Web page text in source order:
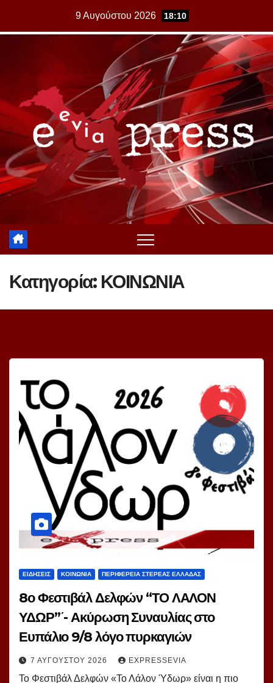
9 Αυγούστου 2026 18:10
Κατηγορία: ΚΟΙΝΩΝΙΑ
ΕΙΔΗΣΕΙΣ ΚΟΙΝΩΝΙΑ ΠΕΡΙΦΕΡΕΙΑ ΣΤΕΡΕΑΣ ΕΛΛΑΔΑΣ
8ο Φεστιβάλ Δελφών “ΤΟ ΛΑΛΟΝ
ΥΔΩΡ”΄- Ακύρωση Συναυλίας στο
Ευπάλιο 9/8 λόγο πυρκαγιών
7 ΑΥΓΟΎΣΤΟΥ 2026 EXPRESSEVIA
Το Φεστιβάλ Δελφών «Το Λάλον Ύδωρ» είναι η πιο